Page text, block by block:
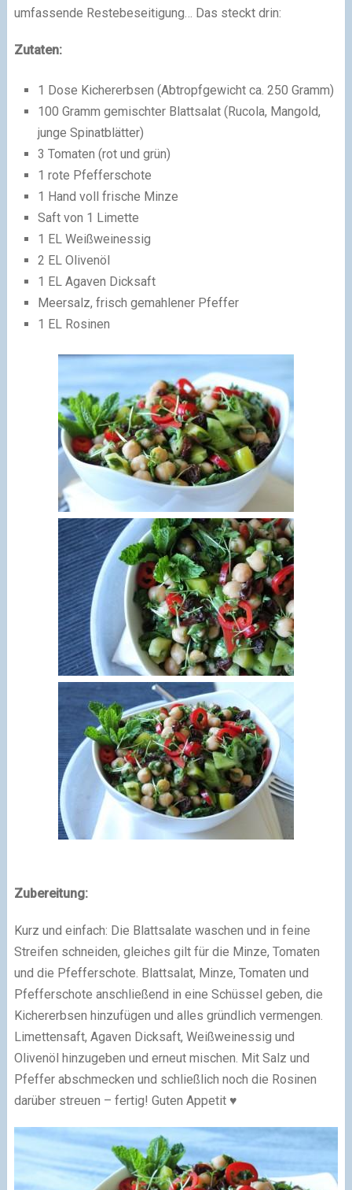
umfassende Restebeseitigung… Das steckt drin:
Zutaten:
1 Dose Kichererbsen (Abtropfgewicht ca. 250 Gramm)
100 Gramm gemischter Blattsalat (Rucola, Mangold,
junge Spinatblätter)
3 Tomaten (rot und grün)
1 rote Pfefferschote
1 Hand voll frische Minze
Saft von 1 Limette
1 EL Weißweinessig
2 EL Olivenöl
1 EL Agaven Dicksaft
Meersalz, frisch gemahlener Pfeffer
1 EL Rosinen
Zubereitung:
Kurz und einfach: Die Blattsalate waschen und in feine
Streifen schneiden, gleiches gilt für die Minze, Tomaten
und die Pfefferschote. Blattsalat, Minze, Tomaten und
Pfefferschote anschließend in eine Schüssel geben, die
Kichererbsen hinzufügen und alles gründlich vermengen.
Limettensaft, Agaven Dicksaft, Weißweinessig und
Olivenöl hinzugeben und erneut mischen. Mit Salz und
Pfeffer abschmecken und schließlich noch die Rosinen
darüber streuen – fertig! Guten Appetit ♥